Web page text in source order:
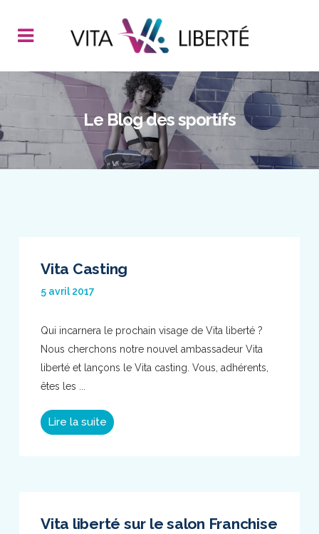
Le Blog des sportifs
Vita Casting
5 avril 2017
Qui incarnera le prochain visage de Vita liberté ?
Nous cherchons notre nouvel ambassadeur Vita
liberté et lançons le Vita casting. Vous, adhérents,
êtes les ...
Lire la suite
Vita liberté sur le salon Franchise